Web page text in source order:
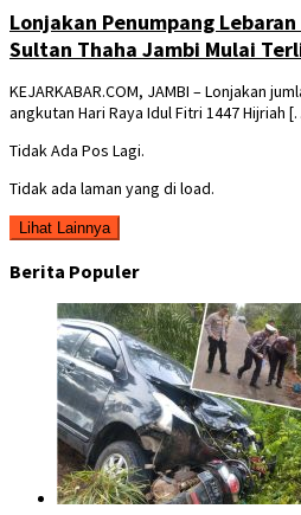
Lonjakan Penumpang
Sultan Thaha Jambi Mulai
KEJARKABAR.COM, JAMBI – Lonjakan
angkutan Hari Raya Idul Fitri 1447 Hijriah
Tidak Ada Pos Lagi.
Tidak ada laman yang di load.
Lihat Lainnya
Berita Populer